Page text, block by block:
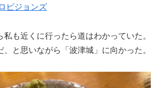
も近くに行ったら道はわかっていた。
と思いながら「波津城」に向かった。